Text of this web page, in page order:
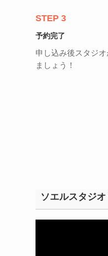
STEP 3
予約完了
申し込み後スタジ
ましょう！
ソエルスタジ